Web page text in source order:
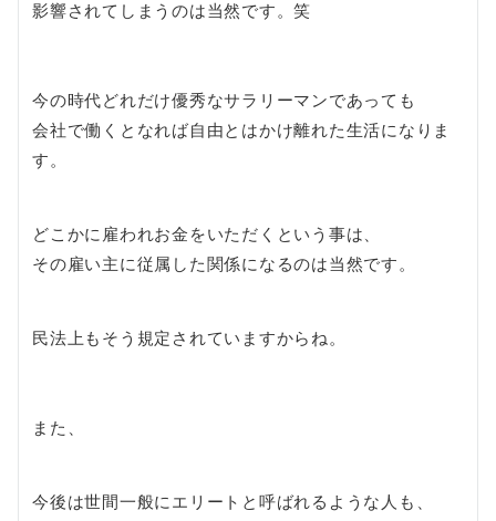
影響されてしまうのは当然です。笑
今の時代どれだけ優秀なサラリーマンであっても
会社で働くとなれば自由とはかけ離れた生活になりま
す。
どこかに雇われお金をいただくという事は、
その雇い主に従属した関係になるのは当然です。
民法上もそう規定されていますからね。
また、
今後は世間一般にエリートと呼ばれるような人も、